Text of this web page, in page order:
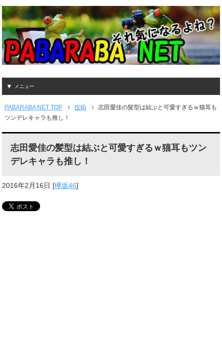
メニュー
PABARABA NET TOP 投稿
志田愛佳の髪型は結ぶと可愛すぎるｗ猫耳も
ツンデレキャラも推し！
志田愛佳の髪型は結ぶと可愛すぎるｗ猫耳もツン
デレキャラも推し！
2016年2月16日 [欅坂46]